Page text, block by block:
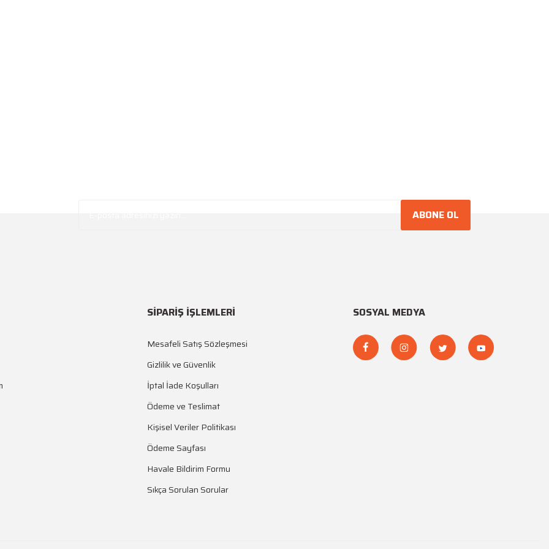
ABONE OL
SİPARİŞ İŞLEMLERİ
Mesafeli Satış Sözleşmesi
Gizlilik ve Güvenlik
İptal İade Koşulları
Ödeme ve Teslimat
Kişisel Veriler Politikası
Ödeme Sayfası
Havale Bildirim Formu
Sıkça Sorulan Sorular
SOSYAL MEDYA